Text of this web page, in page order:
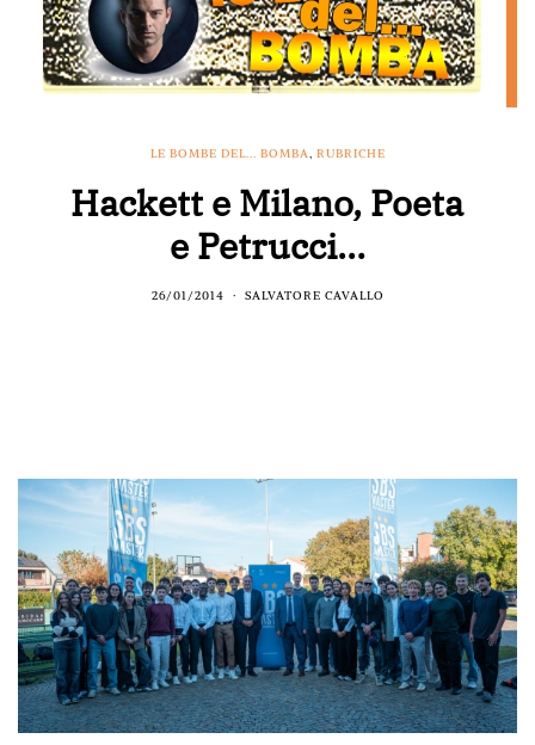
LE BOMBE DEL... BOMBA, RUBRICHE
Hackett e Milano, Poeta
e Petrucci…
26/01/2014 SALVATORE CAVALLO